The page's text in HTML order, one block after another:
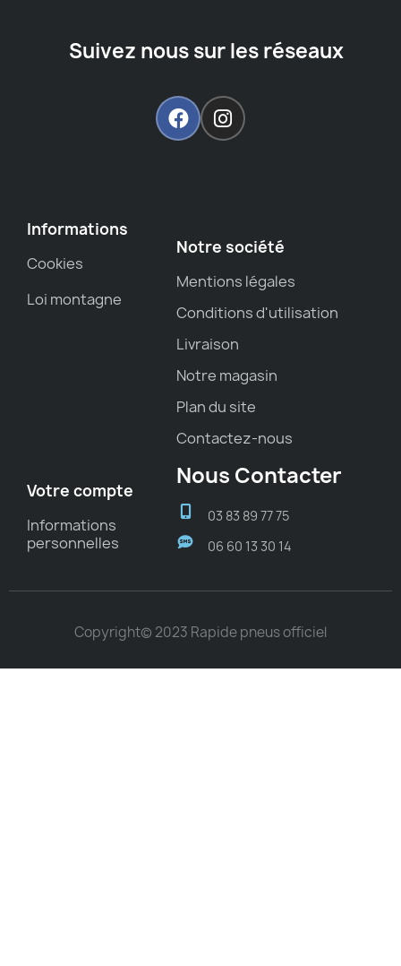
Suivez nous sur les réseaux
Informations
Cookies
Loi montagne
Notre société
Mentions légales
Conditions d'utilisation
Livraison
Notre magasin
Plan du site
Contactez-nous
Votre compte
Informations
personnelles
Nous Contacter
03 83 89 77 75
06 60 13 30 14
Copyright© 2023 Rapide pneus officiel